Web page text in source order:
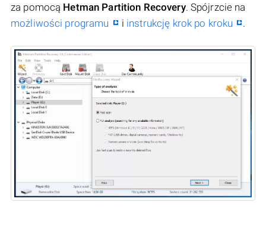
za pomocą Hetman Partition Recovery. Spójrzcie na
możliwości programu
i instrukcję krok po kroku .